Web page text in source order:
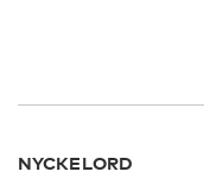
NYCKELORD